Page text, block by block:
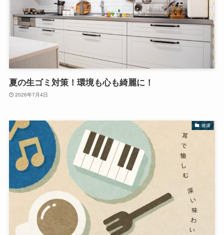
夏の生ゴミ対策！環境も心も綺麗に！
2026年7月4日
健康